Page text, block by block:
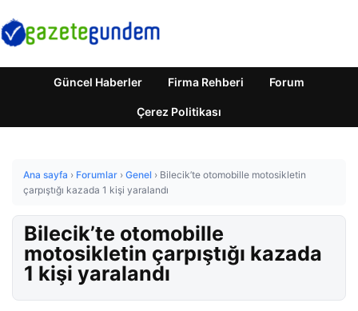
Güncel Haberler Firma Rehberi Forum
Çerez Politikası
Ana sayfa › Forumlar › Genel › Bilecik’te otomobille motosikletin
çarpıştığı kazada 1 kişi yaralandı
Bilecik’te otomobille
motosikletin çarpıştığı kazada
1 kişi yaralandı